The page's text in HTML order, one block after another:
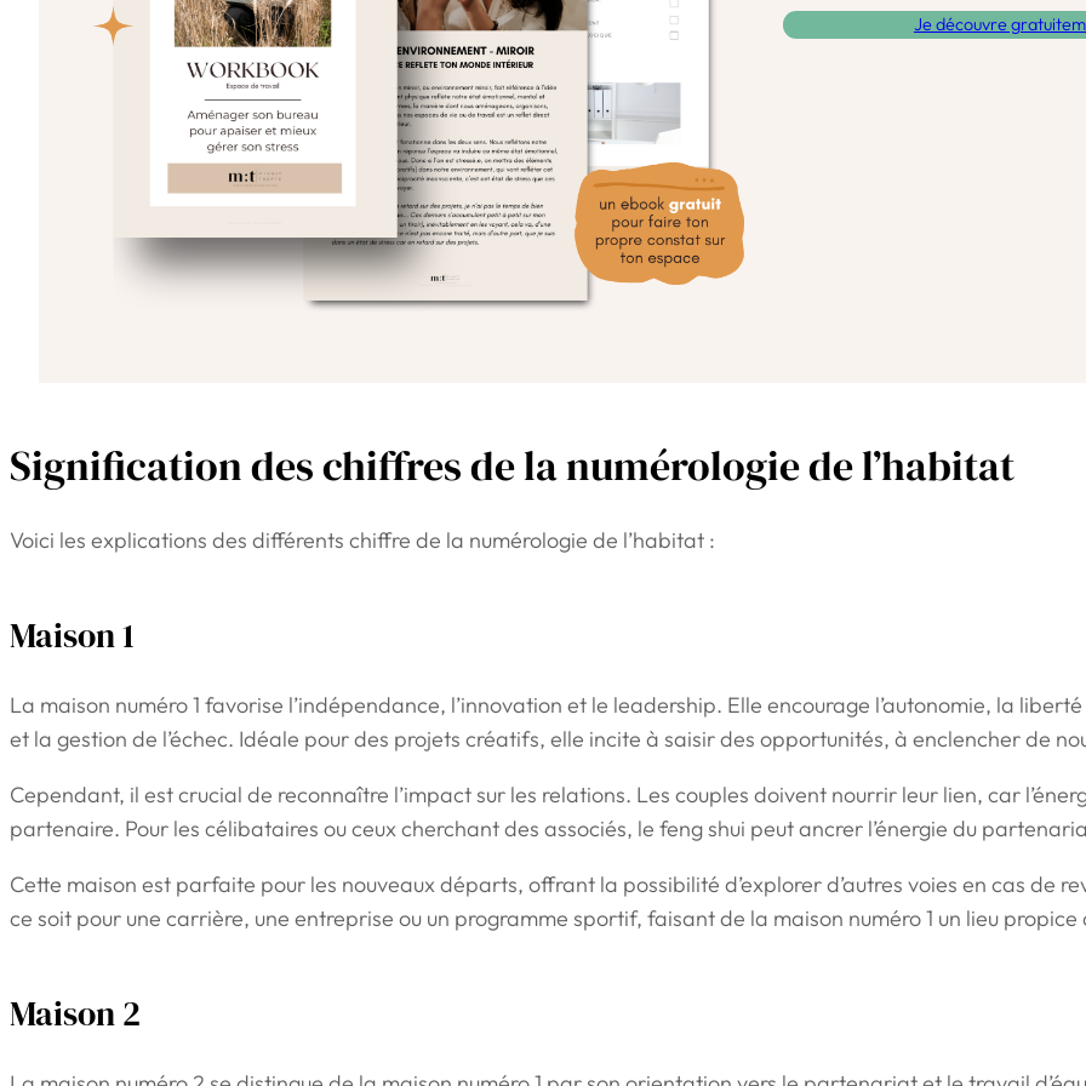
Je découvre
Signification des chiffres de la numérologie de l’habitat
Voici les explications des différents chiffre de la numérologie de l’habitat :
Maison 1
La maison numéro 1 favorise l’indépendance, l’innovation et le leadership. Elle encourage l’autonomie, la
et la gestion de l’échec. Idéale pour des projets créatifs, elle incite à saisir des opportunités, à enclencher de
Cependant, il est crucial de reconnaître l’impact sur les relations. Les couples doivent nourrir leur lien, car
partenaire. Pour les célibataires ou ceux cherchant des associés, le feng shui peut ancrer l’énergie du
Cette maison est parfaite pour les nouveaux départs, offrant la possibilité d’explorer d’autres voies en cas de
ce soit pour une carrière, une entreprise ou un programme sportif, faisant de la maison numéro 1 un lieu
Maison 2